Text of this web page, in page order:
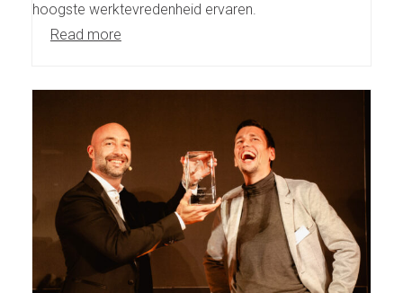
hoogste werktevredenheid ervaren.
Read more